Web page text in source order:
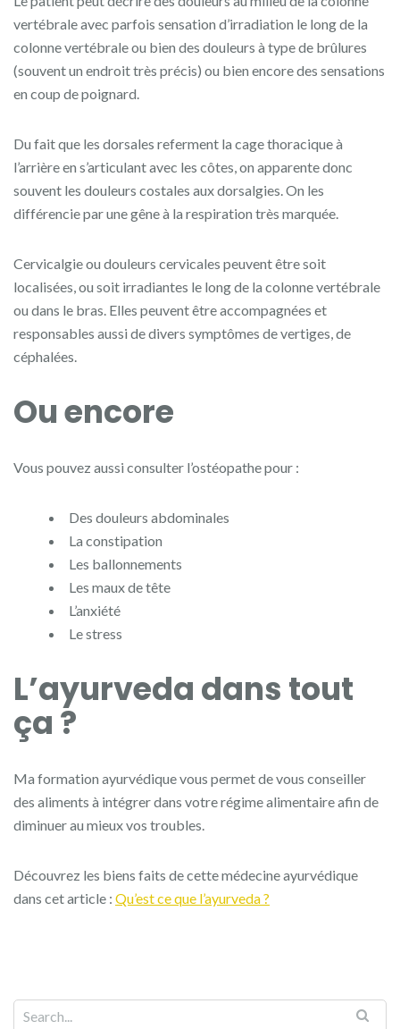
vertébrale avec parfois sensation d’irradiation le long de la
colonne vertébrale ou bien des douleurs à type de brûlures
(souvent un endroit très précis) ou bien encore des sensations
en coup de poignard.
Du fait que les dorsales referment la cage thoracique à
l’arrière en s’articulant avec les côtes, on apparente donc
souvent les douleurs costales aux dorsalgies. On les
différencie par une gêne à la respiration très marquée.
Cervicalgie ou douleurs cervicales peuvent être soit
localisées, ou soit irradiantes le long de la colonne vertébrale
ou dans le bras. Elles peuvent être accompagnées et
responsables aussi de divers symptômes de vertiges, de
céphalées.
Ou encore
Vous pouvez aussi consulter l’ostéopathe pour :
Des douleurs abdominales
La constipation
Les ballonnements
Les maux de tête
L’anxiété
Le stress
L’ayurveda dans tout
ça ?
Ma formation ayurvédique vous permet de vous conseiller
des aliments à intégrer dans votre régime alimentaire afin de
diminuer au mieux vos troubles.
Découvrez les biens faits de cette médecine ayurvédique
dans cet article : Qu’est ce que l’ayurveda ?